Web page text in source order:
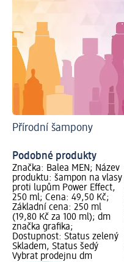
Přírodní šampony
Podobné produkty
Značka: Balea MEN; Název
produktu: šampon na vlasy
proti lupům Power Effect,
250 ml; Cena: 49,50 Kč;
Základní cena: 250 ml
(19,80 Kč za 100 ml); dm
značka grafika;
Dostupnost: Status zelený
Skladem, Status šedý
Vybrat prodejnu dm